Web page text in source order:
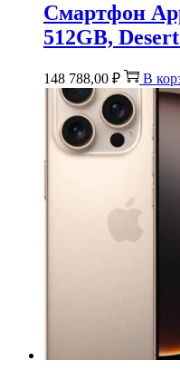
Смартфон
512GB,
148 788,00 ₽ В